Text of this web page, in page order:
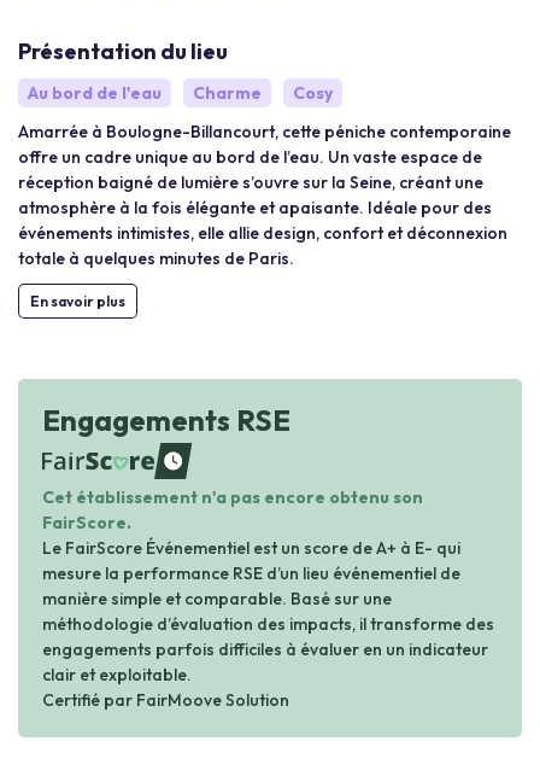
Présentation du lieu
Au bord de l'eau Charme
Cosy
Amarrée à Boulogne-Billancourt, cette péniche contemporaine
offre un cadre unique au bord de l’eau. Un vaste espace de
réception baigné de lumière s’ouvre sur la Seine, créant une
atmosphère à la fois élégante et apaisante. Idéale pour des
événements intimistes, elle allie design, confort et déconnexion
totale à quelques minutes de Paris.
En savoir plus
Engagements RSE
waiting
Cet établissement n'a pas encore obtenu son
FairScore.
Le FairScore Événementiel est un score de A+ à E- qui
mesure la performance RSE d’un lieu événementiel de
manière simple et comparable. Basé sur une
méthodologie d’évaluation des impacts, il transforme des
engagements parfois difficiles à évaluer en un indicateur
clair et exploitable.
Certifié par FairMoove Solution